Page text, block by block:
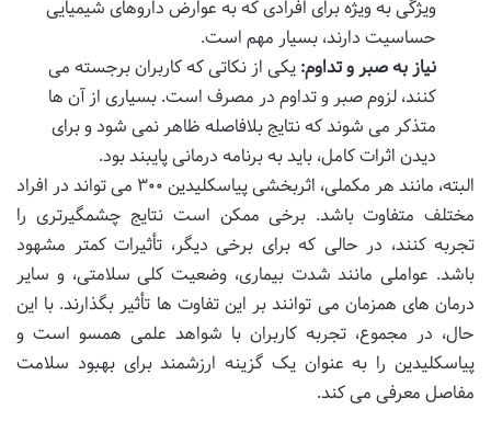
ویژگی به ویژه برای افرادی که به عوارض داروهای شیمیایی
حساسیت دارند، بسیار مهم است.
نیاز به صبر و تداوم: یکی از نکاتی که کاربران برجسته می
کنند، لزوم صبر و تداوم در مصرف است. بسیاری از آن ها
متذکر می شوند که نتایج بلافاصله ظاهر نمی شود و برای
دیدن اثرات کامل، باید به برنامه درمانی پایبند بود.
البته، مانند هر مکملی، اثربخشی پیاسکلیدین ۳۰۰ می تواند در افراد
مختلف متفاوت باشد. برخی ممکن است نتایج چشمگیرتری را
تجربه کنند، در حالی که برای برخی دیگر، تأثیرات کمتر مشهود
باشد. عواملی مانند شدت بیماری، وضعیت کلی سلامتی، و سایر
درمان های همزمان می توانند بر این تفاوت ها تأثیر بگذارند. با این
حال، در مجموع، تجربه کاربران با شواهد علمی همسو است و
پیاسکلیدین را به عنوان یک گزینه ارزشمند برای بهبود سلامت
مفاصل معرفی می کند.